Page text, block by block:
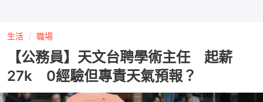
生活 職場
【公務員】天文台聘學術主任 起薪
27k 0經驗但專責天氣預報？